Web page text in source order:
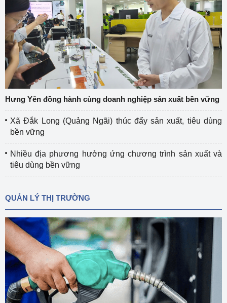
Hưng Yên đồng hành cùng doanh nghiệp sản xuất bền vững
Xã Đắk Long (Quảng Ngãi) thúc đẩy sản xuất, tiêu dùng
bền vững
Nhiều địa phương hưởng ứng chương trình sản xuất và
tiêu dùng bền vững
QUẢN LÝ THỊ TRƯỜNG